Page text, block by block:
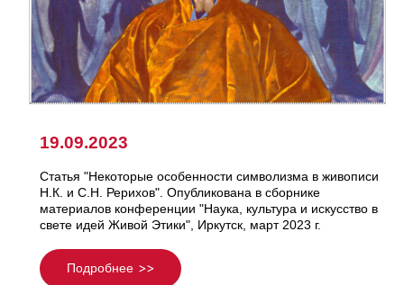
19.09.2023
Статья "Некоторые особенности символизма в живописи
Н.К. и С.Н. Рерихов". Опубликована в сборнике
материалов конференции "Наука, культура и искусство в
свете идей Живой Этики", Иркутск, март 2023 г.
Подробнее